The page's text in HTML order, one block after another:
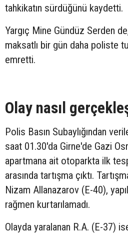
tahkikatın sürdüğünü kaydetti.
Yargıç Mine Gündüz Serden
maksatlı bir gün daha poliste
emretti.
Olay nasıl
Polis Basın Subaylığından
saat 01.30'da Girne'de Gazi
apartmana ait otoparkta ilk
arasında tartışma çıktı.
Nizam Allanazarov (E-40),
rağmen kurtarılamadı.
Olayda yaralanan R.A. (E-37)